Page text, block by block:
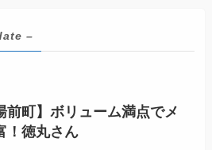
–
前町】ボリューム満点でメ
！徳丸さん